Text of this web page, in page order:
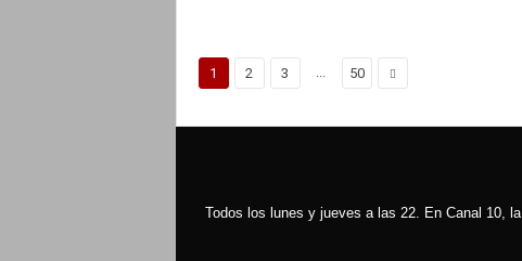
1 2 3 ... 50
Todos los lunes y jueves a las 22. En Canal 10,